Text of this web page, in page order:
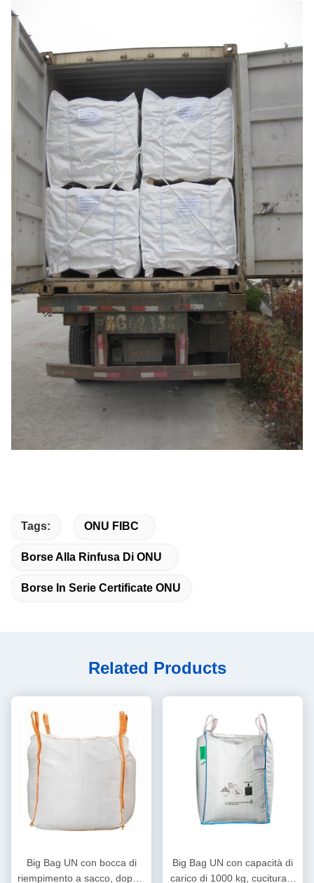
Tags: ONU FIBC
Borse Alla Rinfusa Di ONU
Borse In Serie Certificate ONU
Related Products
Big Bag UN con bocca di
riempimento a sacco, doppia
Big Bag UN con capacità di
carico di 1000 kg, cucitura a